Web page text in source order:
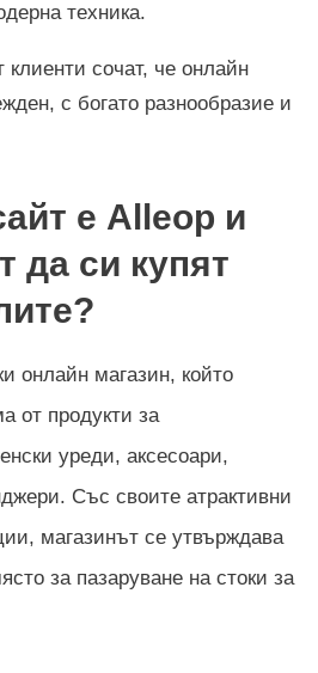
техника.
клиенти сочат, че онлайн
с богато разнообразие и
е Alleop и
да си купят
онлайн магазин, който
от продукти за
уреди, аксесоари,
Със своите атрактивни
магазинът се утвърждава
за пазаруване на стоки за